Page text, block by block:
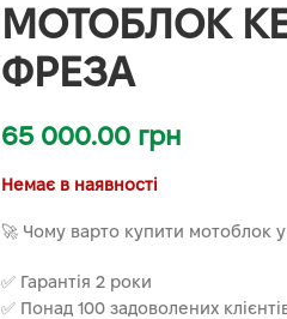
МОТОБЛОК
ФРЕЗА
65 000.00 грн
Немає в наявності
🚀 Чому варто купити мотоблок
✅ Гарантія 2 роки
✅ Понад 100 задоволених